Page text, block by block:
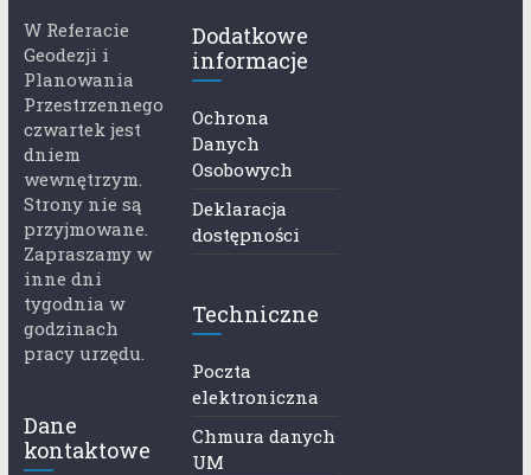
W Referacie
Geodezji i
Planowania
Przestrzennego
czwartek jest
dniem
wewnętrzym.
Strony nie są
przyjmowane.
Zapraszamy w
inne dni
tygodnia w
godzinach
pracy urzędu.
Dane
kontaktowe
Dodatkowe
informacje
Ochrona
Danych
Osobowych
Deklaracja
dostępności
Techniczne
Poczta
elektroniczna
Chmura danych
UM